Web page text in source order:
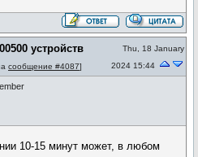
устройств
сообщение #4087]
Thu, 18 January
2024 15:44
10-15 минут может, в любом